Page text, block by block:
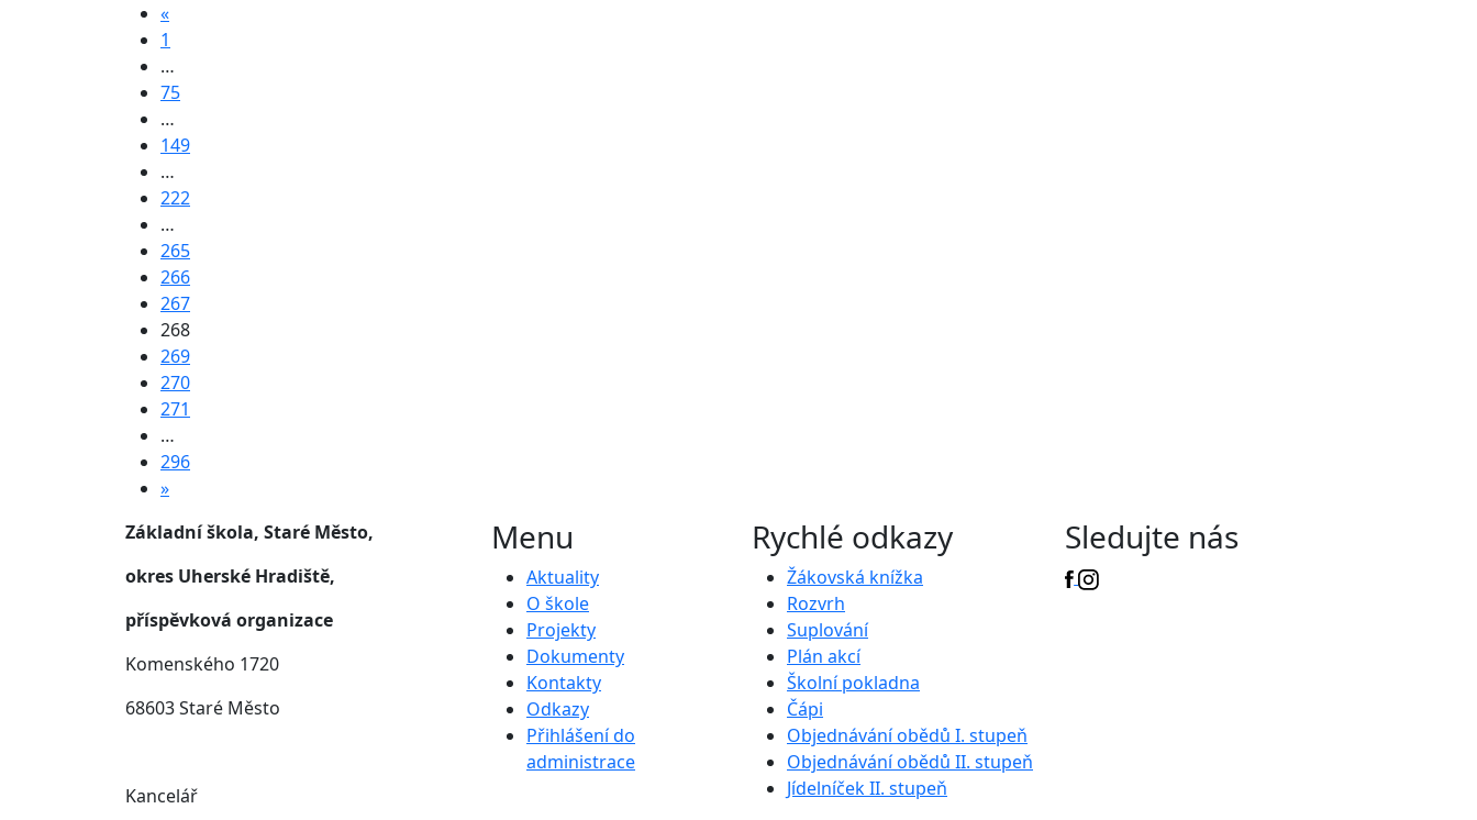
«
1
…
75
…
149
…
222
…
265
266
267
268
269
270
271
…
296
»
Základní škola, Staré Město,
okres Uherské Hradiště,
příspěvková organizace
Komenského 1720
68603 Staré Město
Kancelář
Menu
Aktuality
O škole
Projekty
Dokumenty
Kontakty
Odkazy
Přihlášení do
administrace
Rychlé odkazy
Žákovská knížka
Rozvrh
Suplování
Plán akcí
Školní pokladna
Čápi
Objednávání obědů I. stupeň
Objednávání obědů II. stupeň
Jídelníček II. stupeň
Sledujte nás